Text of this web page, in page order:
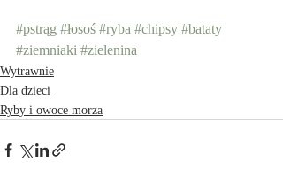
#pstrąg #łosoś #ryba #chipsy #bataty
#ziemniaki #zielenina
Wytrawnie
Dla dzieci
Ryby i owoce morza